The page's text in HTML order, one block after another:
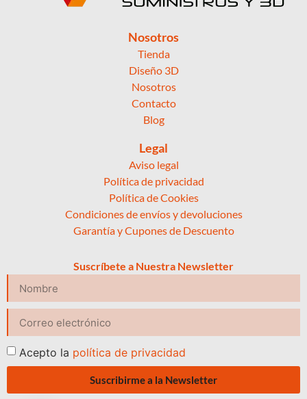
Nosotros
Tienda
Diseño 3D
Nosotros
Contacto
Blog
Legal
Aviso legal
Política de privacidad
Política de Cookies
Condiciones de envíos y devoluciones
Garantía y Cupones de Descuento
Suscríbete a Nuestra Newsletter
Acepto la política de privacidad
Suscribirme a la Newsletter